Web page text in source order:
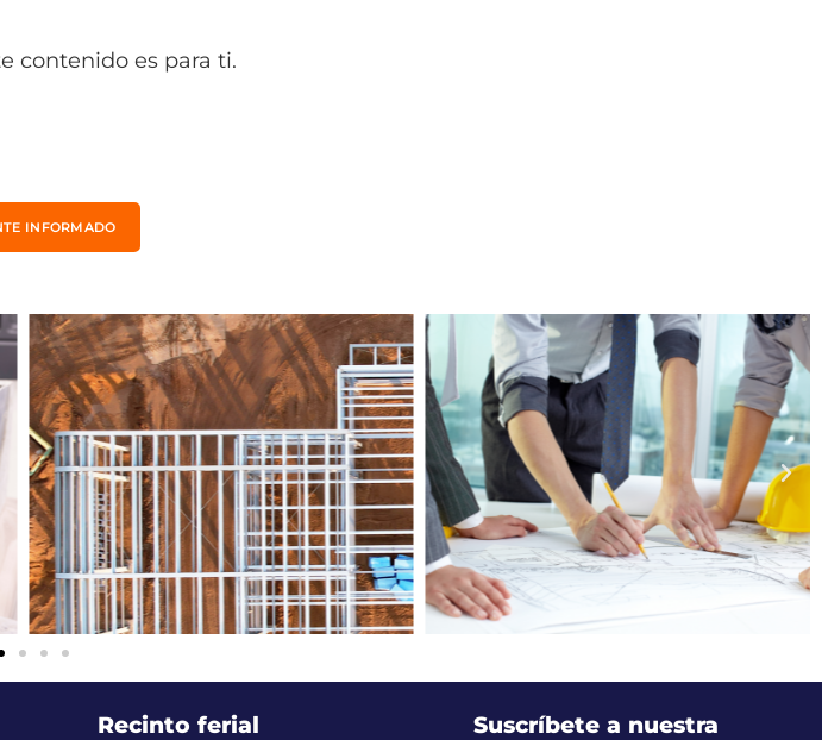
contenido es para ti.
INFORMADO
Recinto ferial
Suscríbete a nuestra